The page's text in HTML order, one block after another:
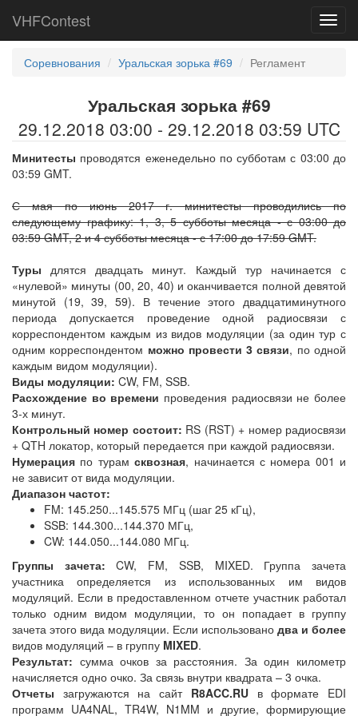
VHFContest
Соревнования Уральская зорька #69 Регламент
Уральская зорька #69
29.12.2018 03:00 - 29.12.2018 03:59 UTC
Минитесты проводятся еженедельно по субботам с 03:00 до
03:59 GMT.
С мая по июнь 2017 г. минитесты проводились по
следующему графику: 1, 3, 5 субботы месяца - с 03:00 до
03:59 GMT, 2 и 4 субботы месяца - с 17:00 до 17:59 GMT.
Туры длятся двадцать минут. Каждый тур начинается с
«нулевой» минуты (00, 20, 40) и оканчивается полной девятой
минутой (19, 39, 59). В течение этого двадцатиминутного
периода допускается проведение одной радиосвязи с
корреспондентом каждым из видов модуляции (за один тур с
одним корреспондентом можно провести 3 связи, по одной
каждым видом модуляции).
Виды модуляции: CW, FM, SSB.
Расхождение во времени проведения радиосвязи не более
3-х минут.
Контрольный номер состоит: RS (RST) + номер радиосвязи
+ QTH локатор, который передается при каждой радиосвязи.
Нумерация по турамсквозная, начинается с номера 001 и
не зависит от вида модуляции.
Диапазон частот:
FM: 145.250...145.575 МГц (шаг 25 кГц),
SSB: 144.300...144.370 МГц,
CW: 144.050...144.080 МГц.
Группы зачета: CW, FM, SSB, MIXED. Группа зачета
участника определяется из использованных им видов
модуляций. Если в предоставленном отчете участник работал
только одним видом модуляции, то он попадает в группу
зачета этого вида модуляции. Если использовано два и более
видов модуляций – в группу MIXED.
Результат: сумма очков за расстояния. За один километр
начисляется одно очко. За связь внутри квадрата – 3 очка.
Отчеты загружаются на сайт R8ACC.RUв формате EDI
программ UA4NAL, TR4W, N1MM и другие, формирующие